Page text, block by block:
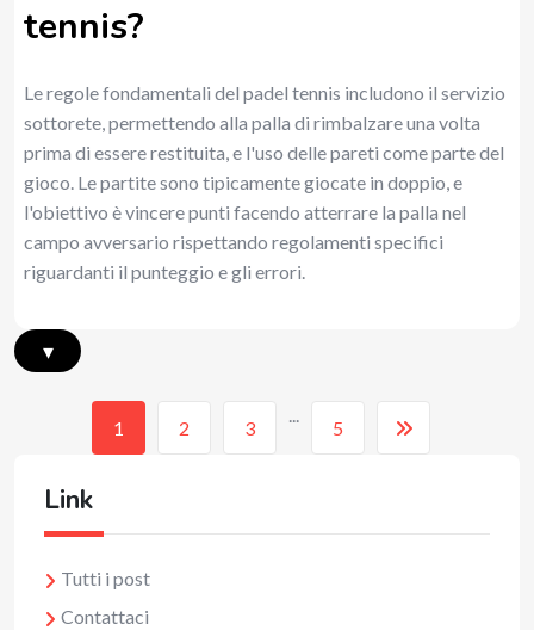
tennis?
Le regole fondamentali del padel tennis includono il servizio
sottorete, permettendo alla palla di rimbalzare una volta
prima di essere restituita, e l'uso delle pareti come parte del
gioco. Le partite sono tipicamente giocate in doppio, e
l'obiettivo è vincere punti facendo atterrare la palla nel
campo avversario rispettando regolamenti specifici
riguardanti il punteggio e gli errori.
▾
1 2 3
...
5
Link
Tutti i post
Contattaci